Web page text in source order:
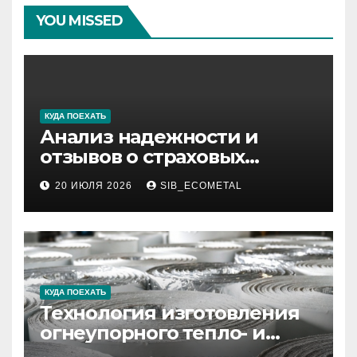
YOU MISSED
КУДА ПОЕХАТЬ
Анализ надежности и
отзывов о страховых
компаниях по итогам 2026
года
20 ИЮЛЯ 2026 SIB_ECOMETAL
КУДА ПОЕХАТЬ
Технология изготовления
огнеупорного тепло- и